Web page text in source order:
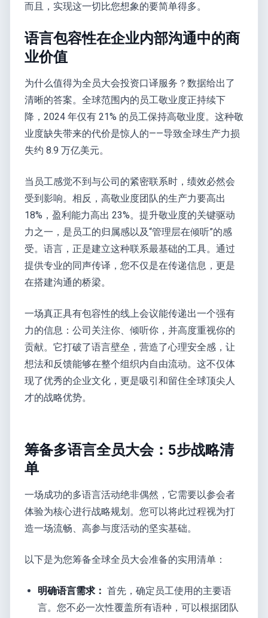
而且，实现这一切比您想象的要简单得多。
语言包容性在企业内部沟通中的商
业价值
为什么值得为全员大会投资口译服务？数据给出了
清晰的答案。全球范围内的员工敬业度正持续下
降，2024 年仅有 21% 的员工保持高敬业度。这种敬
业度缺失带来的代价是惊人的——导致全球生产力损
失约 8.9 万亿美元。
当员工感觉不到与公司的紧密联系时，绩效必然会
受到影响。相反，高敬业度团队的生产力要高出
18%，盈利能力高出 23%。提升敬业度的关键驱动
力之一，是员工的归属感以及“管理层在倾听”的感
受。语言，正是建立这种联系最基础的工具。通过
提供专业的同声传译，您不仅是在传递信息，更是
在搭建沟通的桥梁。
一场真正具有包容性的线上会议能传递出一个强有
力的信息：公司关注你、倾听你，并高度重视你的
贡献。它打破了语言壁垒，营造了心理安全感，让
想法和反馈能够在整个组织内自由流动。这不仅体
现了优秀的企业文化，更是吸引和留住全球顶尖人
才的战略优势。
筹备多语言全员大会：5步战略清
单
一场成功的多语言活动绝非偶然，它需要以参会者
体验为核心进行战略规划。您可以将此过程视为打
造一场流畅、高参与度活动的坚实基础。
以下是为您筹备全球全员大会准备的实用清单：
明确语言需求： 首先，确定员工使用的主要语
言。您不必一次性覆盖所有语种，可以根据团队